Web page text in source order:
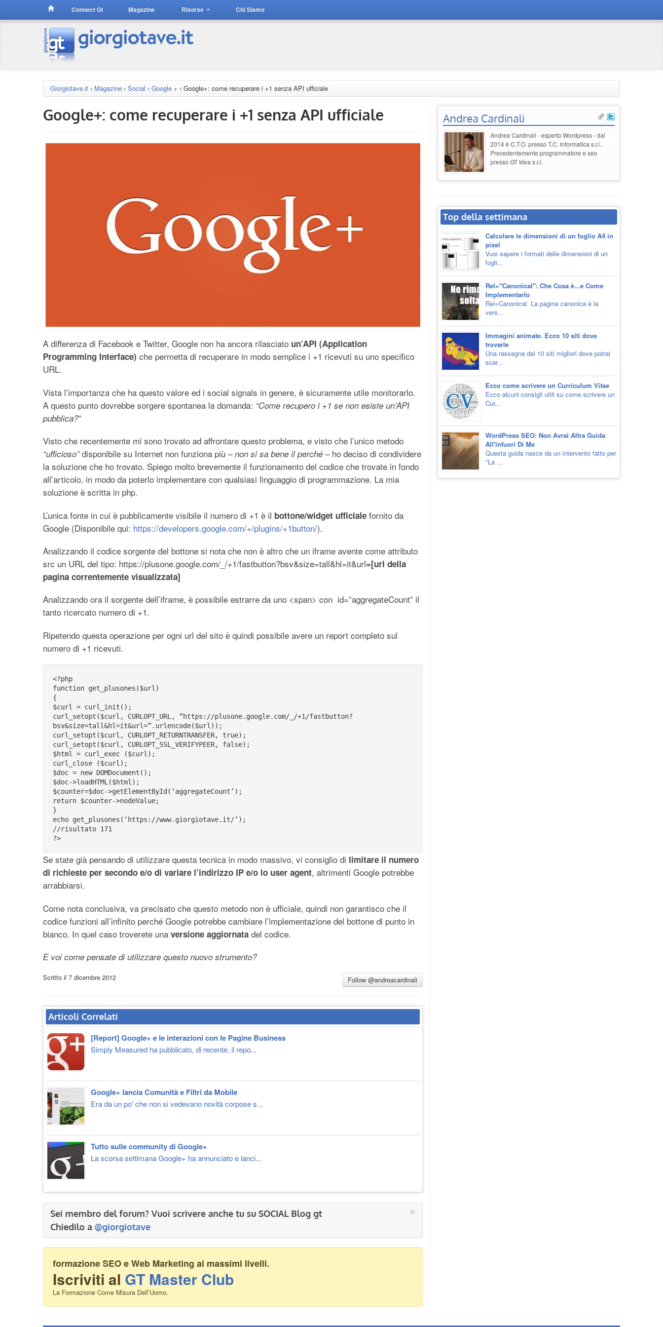
Connect Gt Magazine Risorse Chi Siamo
Giorgiotave.it › Magazine › Social › Google + › Google+: come recuperare i +1 senza API ufficiale
Google+: come recuperare i +1 senza API ufficiale
A differenza di Facebook e Twitter, Google non ha ancora rilasciato un’API (Application
Programming Interface) che permetta di recuperare in modo semplice i +1 ricevuti su uno specifico
URL.
Vista l’importanza che ha questo valore ed i social signals in genere, è sicuramente utile monitorarlo.
A questo punto dovrebbe sorgere spontanea la domanda: “Come recupero i +1 se non esiste un’API
pubblica?”
Visto che recentemente mi sono trovato ad affrontare questo problema, e visto che l’unico metodo
“ufficioso”disponibile su Internet non funziona più – non si sa bene il perché –ho deciso di condividere
la soluzione che ho trovato. Spiego molto brevemente il funzionamento del codice che trovate in fondo
all’articolo, in modo da poterlo implementare con qualsiasi linguaggio di programmazione. La mia
soluzione è scritta in php.
L’unica fonte in cui è pubblicamente visibile il numero di +1 è il bottone/widget ufficiale fornito da
Google (Disponibile qui: https://developers.google.com/+/plugins/+1button/).
Analizzando il codice sorgente del bottone si nota che non è altro che un iframe avente come attributo
src un URL del tipo: https://plusone.google.com/_/+1/fastbutton?bsv&size=tall&hl=it&url=[url della
pagina correntemente visualizzata]
Analizzando ora il sorgente dell’iframe, è possibile estrarre da uno <span> con id=”aggregateCount” il
tanto ricercato numero di +1.
Ripetendo questa operazione per ogni url del sito è quindi possibile avere un report completo sul
numero di +1 ricevuti.
<?php
function get_plusones($url)
{
$curl = curl_init();
curl_setopt($curl, CURLOPT_URL, “https://plusone.google.com/_/+1/fastbutton?
bsv&size=tall&hl=it&url=”.urlencode($url));
curl_setopt($curl, CURLOPT_RETURNTRANSFER, true);
curl_setopt($curl, CURLOPT_SSL_VERIFYPEER, false);
$html = curl_exec ($curl);
curl_close ($curl);
$doc = new DOMDocument();
$doc->loadHTML($html);
$counter=$doc->getElementById(‘aggregateCount’);
return $counter->nodeValue;
}
echo get_plusones(‘https://www.giorgiotave.it/’);
//risultato 171
?>
Se state già pensando di utilizzare questa tecnica in modo massivo, vi consiglio di limitare il numero
di richieste per secondo e/o di variare l’indirizzo IP e/o lo user agent, altrimenti Google potrebbe
arrabbiarsi.
Come nota conclusiva, va precisato che questo metodo non è ufficiale, quindi non garantisco che il
codice funzioni all’infinito perché Google potrebbe cambiare l’implementazione del bottone di punto in
bianco. In quel caso troverete una versione aggiornata del codice.
E voi come pensate di utilizzare questo nuovo strumento?
Scritto il 7 dicembre 2012 Follow @andreacardinali
Articoli Correlati
[Report] Google+ e le interazioni con le Pagine Business
Simply Measured ha pubblicato, di recente, il repo...
Google+ lancia Comunità e Filtri da Mobile
Era da un po' che non si vedevano novità corpose s...
Tutto sulle community di Google+
La scorsa settimana Google+ ha annunciato e lanci...
×
Sei membro del forum? Vuoi scrivere anche tu su SOCIAL Blog gt
Chiedilo a @giorgiotave
formazione SEO e Web Marketing ai massimi livelli.
Iscriviti al GT Master Club
La Formazione Come Misura Dell’Uomo.
Andrea Cardinali
Andrea Cardinali - esperto Wordpress - dal
2014 è C.T.O. presso T.C. Informatica s.r.l..
Precedentemente programmatore e seo
presso GT Idea s.r.l.
Top della settimana
Calcolare le dimensioni di un foglio A4 in
pixel
Vuoi sapere i formati delle dimensioni di un
fogli...
Rel="Canonical": Che Cosa è...e Come
Implementarlo
Rel=Canonical. La pagina canonica è la
vers...
Immagini animate. Ecco 10 siti dove
trovarle
Una rassegna dei 10 siti migliori dove potrai
scar...
Ecco come scrivere un Curriculum Vitae
Ecco alcuni consigli utili su come scrivere un
Cur...
WordPress SEO: Non Avrai Altra Guida
All'infuori Di Me
Questa guida nasce da un intervento fatto per
"La ...